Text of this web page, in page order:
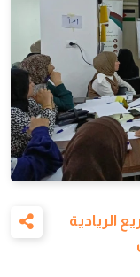
الريادية